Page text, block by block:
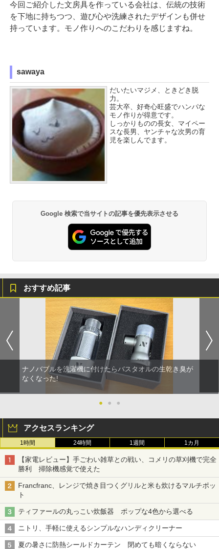
今回ご紹介した文房具を作っている会社は、伝統の技術
を下地に持ちつつ、遊び心や洗練されたデザインも併せ
持っています。モノ作りへのこだわりを感じますね。
sawaya
だいたいマジメ、ときどき脱
力。
芸大卒、好奇心旺盛でハンパな
モノ作りが得意です。
しっかりものの長女、マイペー
スな長男、ヤンチャな次男の育
児を楽しんでます。
Google 検索で当サイトの記事を優先表示させる
おすすめ記事
ナノバブルを洗濯機に付けたらバスタオルの生乾き臭が
なくなった!
● ● ●
アクセスランキング
1時間 24時間 1週間 1カ月
【家電レビュー】手ごわい雑草との戦い、コメリの草刈機で完全
勝利 掃除機感覚で使えた
Francfranc、レンジで焼き目つくグリルと米も炊けるマルチポッ
ト
ティファールの丸っこい炊飯器 ポップな4色から選べる
ニトリ、手軽に使えるシンプルなハンディクリーナー
夏の暑さに防熱シールドカーテン 閉めても暗くならない